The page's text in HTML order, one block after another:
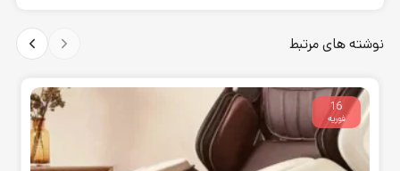
نوشته های مرتبط
16
فوریه